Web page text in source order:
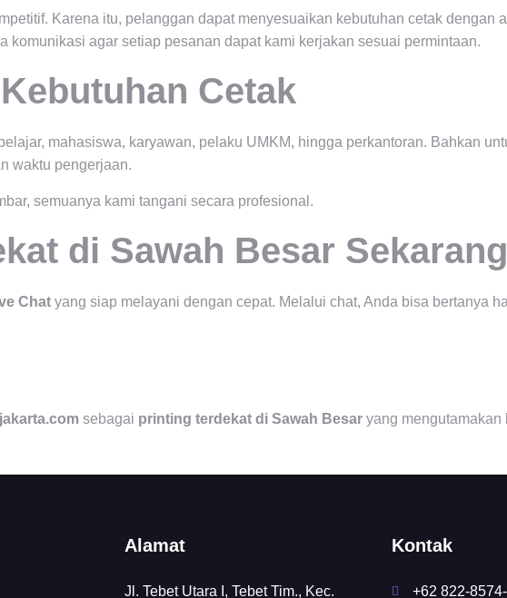
Karena itu, pelanggan dapat menyesuaikan kebutuhan cetak dengan
agar setiap pesanan dapat kami kerjakan sesuai permintaan.
Cetak
mahasiswa, karyawan, pelaku UMKM, hingga perkantoran. Bahkan
waktu pengerjaan.
semuanya kami tangani secara profesional.
di Sawah Besar Sekarang
Chat yang siap melayani dengan cepat. Melalui chat, Anda bisa bertanya
sebagai printing terdekat di Sawah Besar yang mengutamakan
Alamat
Jl. Tebet Utara I, Tebet Tim., Kec.
Kontak
+62 822-